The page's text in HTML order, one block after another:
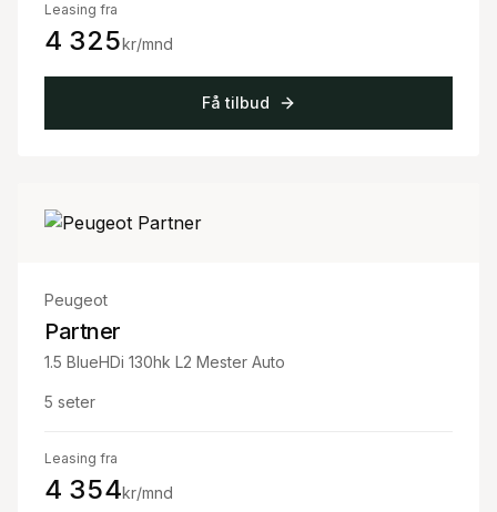
Leasing fra
4 325kr/mnd
Få tilbud
Peugeot
Partner
1.5 BlueHDi 130hk L2 Mester Auto
5 seter
Leasing fra
4 354kr/mnd